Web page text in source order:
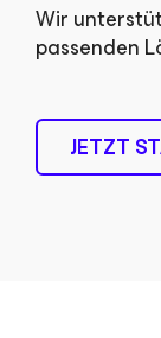
Wir
passenden
JETZT